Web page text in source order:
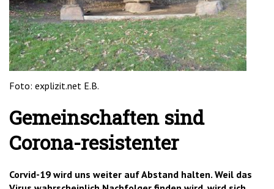
Foto: explizit.net E.B.
Gemeinschaften sind
Corona-resistenter
Corvid-19 wird uns weiter auf Abstand halten. Weil das